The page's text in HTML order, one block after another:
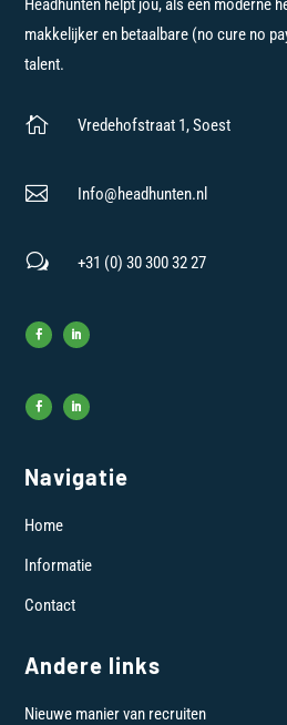
Headhunten helpt jou, als een moderne
makkelijker en betaalbare (no cure no
talent.
 Vredehofstraat 1, Soest
 Info@headhunten.nl
w +31 (0) 30 300 32 27
Navigatie
Home
Informatie
Contact
Andere links
Nieuwe manier van recruiten